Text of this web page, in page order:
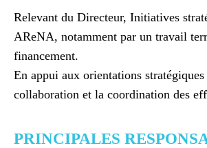
Relevant du Directeur, Initiatives
AReNA, notamment par un travail
financement.
En appui aux orientations
collaboration et la coordination des
PRINCIPALES